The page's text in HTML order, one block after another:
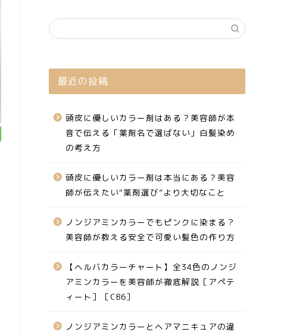
最近の投稿
頭皮に優しいカラー剤はある？美容師が本
音で伝える「薬剤名で選ばない」白髪染め
の考え方
頭皮に優しいカラー剤は本当にある？美容
師が伝えたい“薬剤選び”より大切なこと
ノンジアミンカラーでもピンクに染まる？
美容師が教える安全で可愛い髪色の作り方
【ヘルバカラーチャート】全34色のノンジ
アミンカラーを美容師が徹底解説［アペテ
ィート］［CB6］
ノンジアミンカラーとヘアマニキュアの違